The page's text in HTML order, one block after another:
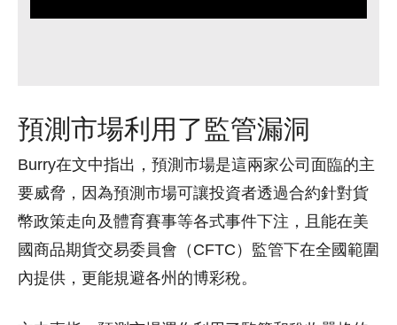
預測市場利用了監管漏洞
Burry在文中指出，預測市場是這兩家公司面臨的主
要威脅，因為預測市場可讓投資者透過合約針對貨
幣政策走向及體育賽事等各式事件下注，且能在美
國商品期貨交易委員會（CFTC）監管下在全國範圍
內提供，更能規避各州的博彩稅。